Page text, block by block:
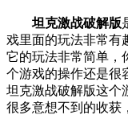
坦克激战破解版
戏里面的玩法非常有
它的玩法非常简单，
个游戏的操作还是很
坦克激战破解版这个
很多意想不到的收获